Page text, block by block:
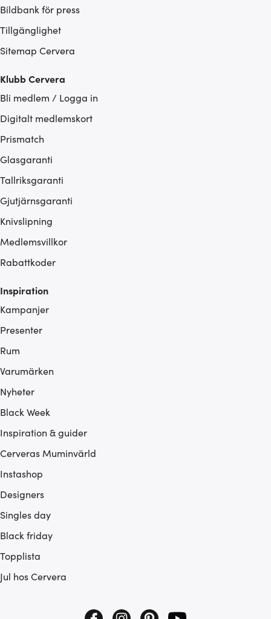
Bildbank för press
Tillgänglighet
Sitemap Cervera
Klubb Cervera
Bli medlem / Logga in
Digitalt medlemskort
Prismatch
Glasgaranti
Tallriksgaranti
Gjutjärnsgaranti
Knivslipning
Medlemsvillkor
Rabattkoder
Inspiration
Kampanjer
Presenter
Rum
Varumärken
Nyheter
Black Week
Inspiration & guider
Cerveras Muminvärld
Instashop
Designers
Singles day
Black friday
Topplista
Jul hos Cervera